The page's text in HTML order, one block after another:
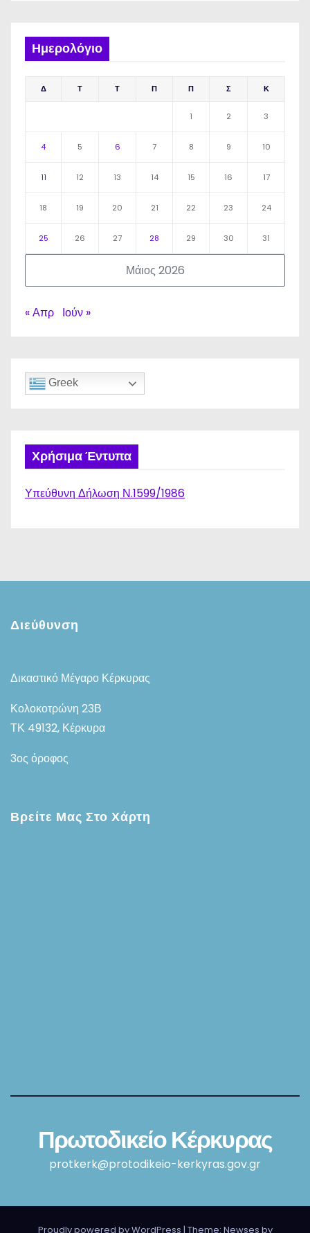
Ημερολόγιο
Μάιος 2026
Δ Τ Τ Π Π Σ Κ
1 2 3
4 5 6 7 8 9 10
11 12 13 14 15 16 17
18 19 20 21 22 23 24
25 26 27 28 29 30 31
« Απρ Ιούν »
Greek
Χρήσιμα Έντυπα
Υπεύθυνη Δήλωση Ν.1599/1986
Διεύθυνση
Δικαστικό Μέγαρο Κέρκυρας
Κολοκοτρώνη 23Β
ΤΚ 49132, Κέρκυρα
3ος όροφος
Βρείτε Μας Στο Χάρτη
Πρωτοδικείο Κέρκυρας
protkerk@protodikeio-kerkyras.gov.gr
Proudly powered by WordPress | Theme: Newses by